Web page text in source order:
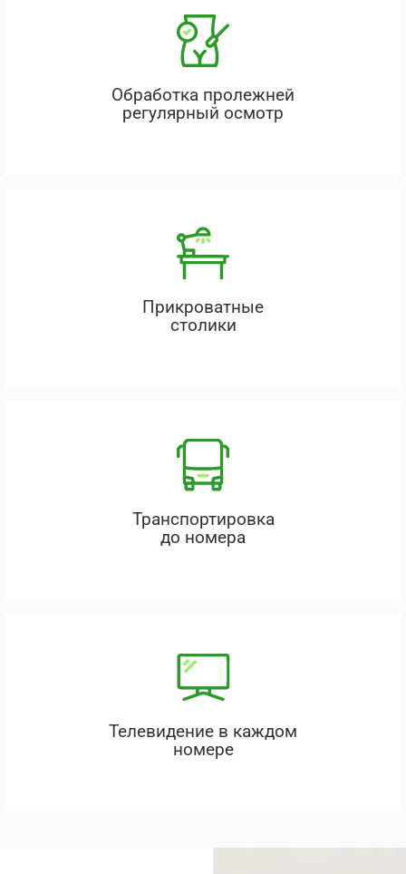
Обработка пролежней
регулярный осмотр
Прикроватные
столики
Транспортировка
до номера
Телевидение в каждом
номере